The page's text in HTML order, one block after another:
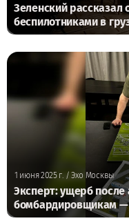
Зеленский рассказал
беспилотниками в
1 июня 2025 г./ Эхо Москвы
Эксперт: ущерб после
бомбардировщикам —